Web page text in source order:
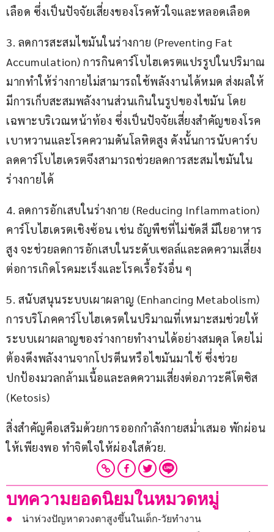
เลือด ซึ่งเป็นปัจจัยเสี่ยงของโรคหัวใจและหลอดเลือด
3. ลดการสะสมไขมันในร่างกาย (Preventing Fat
Accumulation) การกินคาร์โบไฮเดรตแปรรูปในปริมาณ
มากทำให้ร่างกายไม่สามารถใช้พลังงานได้หมด ส่งผลให้
มีการเก็บสะสมพลังงานส่วนเกินในรูปของไขมัน โดย
เฉพาะบริเวณหน้าท้อง ซึ่งเป็นปัจจัยเสี่ยงสำคัญของโรค
เบาหวานและโรคความดันโลหิตสูง ดังนั้นการนับคาร์บ
ลดคาร์โบไฮเดรตจึงสามารถช่วยลดการสะสมไขมันใน
ร่างกายได้
4. ลดการอักเสบในร่างกาย (Reducing Inflammation)
คาร์โบไฮเดรตเชิงซ้อน เช่น ธัญพืชที่ไม่ขัดสี มีใยอาหาร
สูง จะช่วยลดการอักเสบในระดับเซลล์และลดความเสี่ยง
ต่อการเกิดโรคมะเร็งและโรคเรื้อรังอื่น ๆ
5. สนับสนุนระบบเผาผลาญ (Enhancing Metabolism)
การบริโภคคาร์โบไฮเดรตในปริมาณที่เหมาะสมช่วยให้
ระบบเผาผลาญของร่างกายทำงานได้อย่างสมดุล โดยไม่
ต้องดึงพลังงานจากโปรตีนหรือไขมันมาใช้ ซึ่งช่วย
ปกป้องมวลกล้ามเนื้อและลดความเสี่ยงต่อภาวะคีโตซิส
(Ketosis)
สิ่งสำคัญคือเสริมด้วยการออกกำลังกายสม่ำเสมอ พักผ่อน
ให้เพียงพอ ทำจิตใจให้ผ่องใสด้วย.
บทความยอดนิยมในหมวดหมู่
น่าห่วงปัญหาดวงตาสูงขึ้นในเด็ก-วัยทำงาน